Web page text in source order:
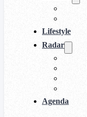
Lifestyle
Radar
Agenda